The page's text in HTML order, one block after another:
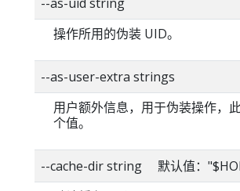
操作所用的伪装 UID。
--as-user-extra strings
用户额外信息，用于伪装操作，
个值。
--cache-dir string 默认值：